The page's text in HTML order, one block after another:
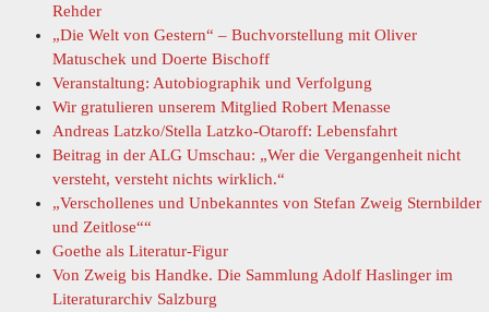
Rehder
„Die Welt von Gestern“ – Buchvorstellung mit Oliver
Matuschek und Doerte Bischoff
Veranstaltung: Autobiographik und Verfolgung
Wir gratulieren unserem Mitglied Robert Menasse
Andreas Latzko/Stella Latzko-Otaroff: Lebensfahrt
Beitrag in der ALG Umschau: „Wer die Vergangenheit nicht
versteht, versteht nichts wirklich.“
„Verschollenes und Unbekanntes von Stefan Zweig Sternbilder
und Zeitlose““
Goethe als Literatur-Figur
Von Zweig bis Handke. Die Sammlung Adolf Haslinger im
Literaturarchiv Salzburg